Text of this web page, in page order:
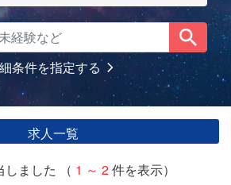
条件を指定する
求人一覧
ました （ 1 ～ 2件を表示）